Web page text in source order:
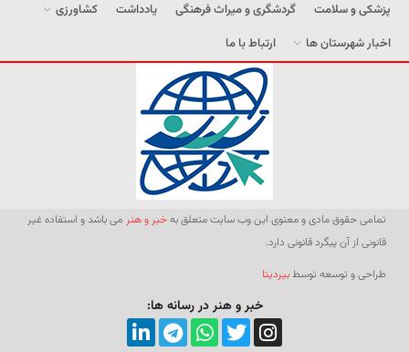
پزشکی و سلامت
گردشگری و میراث فرهنگی یادداشت
کشاورزی
اخبار شهرستان ها
ارتباط با ما
تمامی حقوق مادی و معنوی این وب سایت متعلق بهخبر و هنر می باشد و استفاده غیر
قانونی از آن پیگرد قانونی دارد.
طراحی و توسعه توسطبیردیتا
خبر و هنر در رسانه ها: